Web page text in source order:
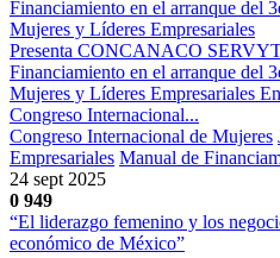
Financiamiento en el arranque del
Mujeres y Líderes Empresariales
Presenta CONCANACO
Financiamiento en el arranque del
Mujeres y Líderes Empresariales
Congreso Internacional...
Congreso Internacional de Mujeres
Empresariales Manual de
24 sept 2025
0 949
“El liderazgo femenino y los
económico de México”